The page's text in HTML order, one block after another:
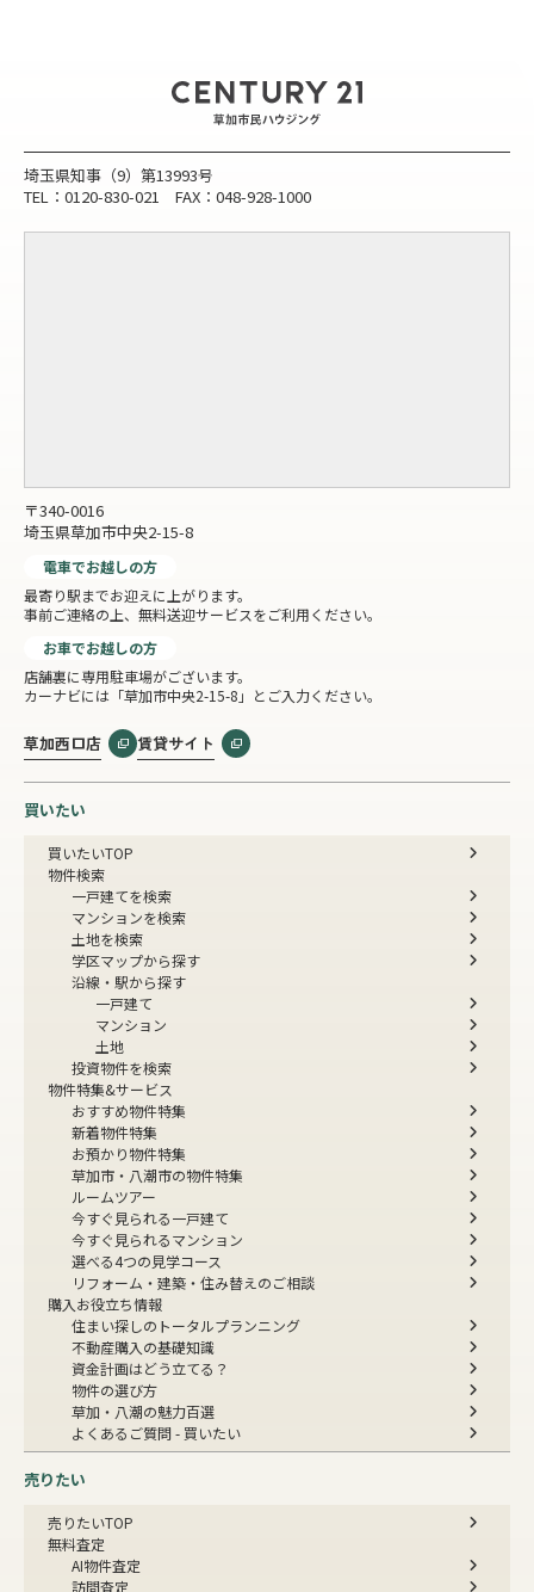
埼玉県知事（9）第13993号
TEL：0120-830-021 FAX：048-928-1000
〒340-0016
埼玉県草加市中央2-15-8
電車でお越しの方
最寄り駅までお迎えに上がります。
事前ご連絡の上、無料送迎サービスをご利用ください。
お車でお越しの方
店舗裏に専用駐車場がございます。
カーナビには「草加市中央2-15-8」とご入力ください。
草加西口店 賃貸サイト
買いたい
買いたいTOP
物件検索
一戸建てを検索
マンションを検索
土地を検索
学区マップから探す
沿線・駅から探す
一戸建て
マンション
土地
投資物件を検索
物件特集&サービス
おすすめ物件特集
新着物件特集
お預かり物件特集
草加市・八潮市の物件特集
ルームツアー
今すぐ見られる一戸建て
今すぐ見られるマンション
選べる4つの見学コース
リフォーム・建築・住み替えのご相談
購入お役立ち情報
住まい探しのトータルプランニング
不動産購入の基礎知識
資金計画はどう立てる？
物件の選び方
草加・八潮の魅力百選
よくあるご質問 - 買いたい
売りたい
売りたいTOP
無料査定
AI物件査定
訪問査定